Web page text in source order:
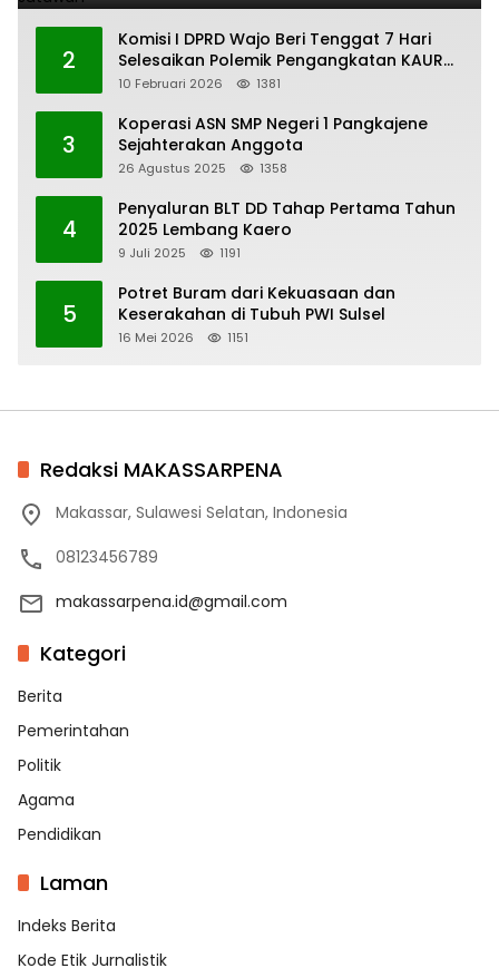
2
Komisi I DPRD Wajo Beri Tenggat 7 Hari
Selesaikan Polemik Pengangkatan KAUR
Keuangan Desa Bau-Bau
10 Februari 2026 1381
3
Koperasi ASN SMP Negeri 1 Pangkajene
Sejahterakan Anggota
26 Agustus 2025 1358
4
Penyaluran BLT DD Tahap Pertama Tahun
2025 Lembang Kaero
9 Juli 2025 1191
5
Potret Buram dari Kekuasaan dan
Keserakahan di Tubuh PWI Sulsel
16 Mei 2026 1151
Redaksi MAKASSARPENA
Makassar, Sulawesi Selatan, Indonesia
08123456789
makassarpena.id@gmail.com
Kategori
Berita
Pemerintahan
Politik
Agama
Pendidikan
Laman
Indeks Berita
Kode Etik Jurnalistik